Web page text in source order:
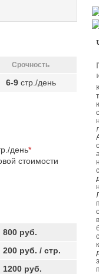
Срочность
6-9стр./день
день*
стоимости
800 руб.
200 руб. / стр.
1200 руб.